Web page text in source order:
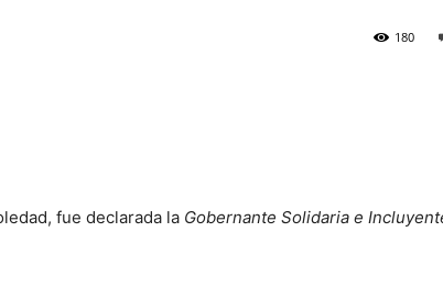
180
fue declarada la Gobernante Solidaria e